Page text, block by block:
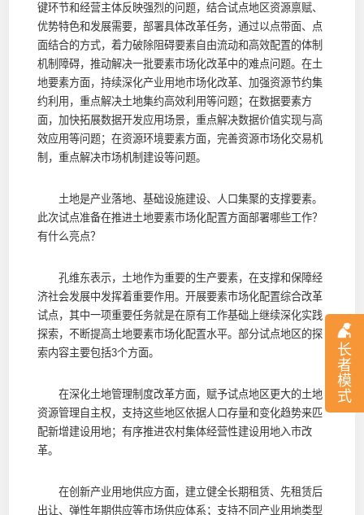
长
者
模
式
键环节和经营主体反映强烈的问题，结合试点地区资源禀赋、
优势特色和发展需要，部署具体改革任务，通过以点带面、点
面结合的方式，着力破除阻碍要素自由流动和高效配置的体制
机制障碍，推动解决一批要素市场化改革中的难点问题。在土
地要素方面，持续深化产业用地市场化改革、加强资源节约集
约利用，重点解决土地集约高效利用等问题；在数据要素方
面，加快拓展数据开发应用场景，重点解决数据价值实现与高
效应用等问题；在资源环境要素方面，完善资源市场化交易机
制，重点解决市场机制建设等问题。
土地是产业落地、基础设施建设、人口集聚的支撑要素。
此次试点准备在推进土地要素市场化配置方面部署哪些工作？
有什么亮点？
孔维东表示，土地作为重要的生产要素，在支撑和保障经
济社会发展中发挥着重要作用。开展要素市场化配置综合改革
试点，其中一项重要任务就是在原有工作基础上继续深化实践
探索，不断提高土地要素市场化配置水平。部分试点地区的探
索内容主要包括3个方面。
在深化土地管理制度改革方面，赋予试点地区更大的土地
资源管理自主权，支持这些地区依据人口存量和变化趋势来匹
配新增建设用地；有序推进农村集体经营性建设用地入市改
革。
在创新产业用地供应方面，建立健全长期租赁、先租赁后
出让、弹性年期供应等市场供应体系；支持不同产业用地类型